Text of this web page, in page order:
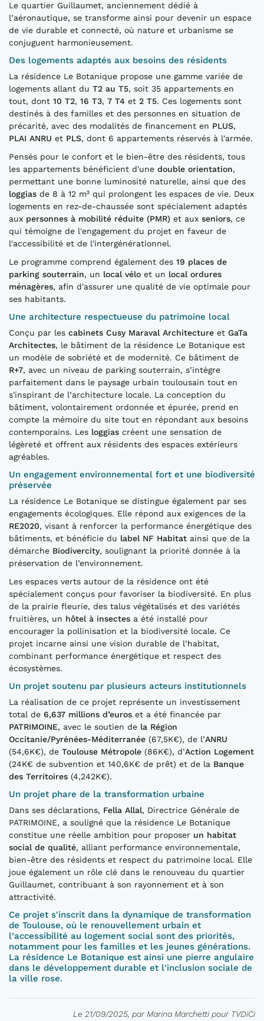
Le quartier Guillaumet, anciennement dédié à
l’aéronautique, se transforme ainsi pour devenir un espace
de vie durable et connecté, où nature et urbanisme se
conjuguent harmonieusement.
Des logements adaptés aux besoins des résidents
La résidence Le Botanique propose une gamme variée de
logements allant du T2 au T5, soit 35 appartements en
tout, dont 10 T2, 16 T3, 7 T4 et 2 T5. Ces logements sont
destinés à des familles et des personnes en situation de
précarité, avec des modalités de financement en PLUS,
PLAI ANRU et PLS, dont 6 appartements réservés à l'armée.
Pensés pour le confort et le bien-être des résidents, tous
les appartements bénéficient d'une double orientation,
permettant une bonne luminosité naturelle, ainsi que des
loggias de 8 à 12 m² qui prolongent les espaces de vie. Deux
logements en rez-de-chaussée sont spécialement adaptés
aux personnes à mobilité réduite (PMR) et aux seniors, ce
qui témoigne de l'engagement du projet en faveur de
l'accessibilité et de l'intergénérationnel.
Le programme comprend également des 19 places de
parking souterrain, un local vélo et un local ordures
ménagères, afin d'assurer une qualité de vie optimale pour
ses habitants.
Une architecture respectueuse du patrimoine local
Conçu par les cabinets Cusy Maraval Architecture et GaTa
Architectes, le bâtiment de la résidence Le Botanique est
un modèle de sobriété et de modernité. Ce bâtiment de
R+7, avec un niveau de parking souterrain, s’intègre
parfaitement dans le paysage urbain toulousain tout en
s'inspirant de l’architecture locale. La conception du
bâtiment, volontairement ordonnée et épurée, prend en
compte la mémoire du site tout en répondant aux besoins
contemporains. Les loggias créent une sensation de
légèreté et offrent aux résidents des espaces extérieurs
agréables.
Un engagement environnemental fort et une biodiversité
préservée
La résidence Le Botanique se distingue également par ses
engagements écologiques. Elle répond aux exigences de la
RE2020, visant à renforcer la performance énergétique des
bâtiments, et bénéficie du label NF Habitat ainsi que de la
démarche Biodivercity, soulignant la priorité donnée à la
préservation de l’environnement.
Les espaces verts autour de la résidence ont été
spécialement conçus pour favoriser la biodiversité. En plus
de la prairie fleurie, des talus végétalisés et des variétés
fruitières, un hôtel à insectes a été installé pour
encourager la pollinisation et la biodiversité locale. Ce
projet incarne ainsi une vision durable de l’habitat,
combinant performance énergétique et respect des
écosystèmes.
Un projet soutenu par plusieurs acteurs institutionnels
La réalisation de ce projet représente un investissement
total de 6,637 millions d’euros et a été financée par
PATRIMOINE, avec le soutien de la Région
Occitanie/Pyrénées-Méditerranée (67,5K€), de l’ANRU
(54,6K€), de Toulouse Métropole (86K€), d’Action Logement
(24K€ de subvention et 140,6K€ de prêt) et de la Banque
des Territoires (4,242K€).
Un projet phare de la transformation urbaine
Dans ses déclarations, Fella Allal, Directrice Générale de
PATRIMOINE, a souligné que la résidence Le Botanique
constitue une réelle ambition pour proposer un habitat
social de qualité, alliant performance environnementale,
bien-être des résidents et respect du patrimoine local. Elle
joue également un rôle clé dans le renouveau du quartier
Guillaumet, contribuant à son rayonnement et à son
attractivité.
Ce projet s'inscrit dans la dynamique de transformation
de Toulouse, où le renouvellement urbain et
l’accessibilité au logement social sont des priorités,
notamment pour les familles et les jeunes générations.
La résidence Le Botanique est ainsi une pierre angulaire
dans le développement durable et l'inclusion sociale de
la ville rose.
Le 21/09/2025, par Marina Marchetti pour TVDiCi